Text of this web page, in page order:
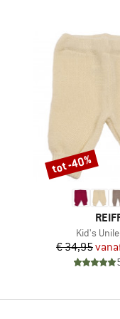
Artikel
Kid's
€ 34,95
Korting
tot -40%